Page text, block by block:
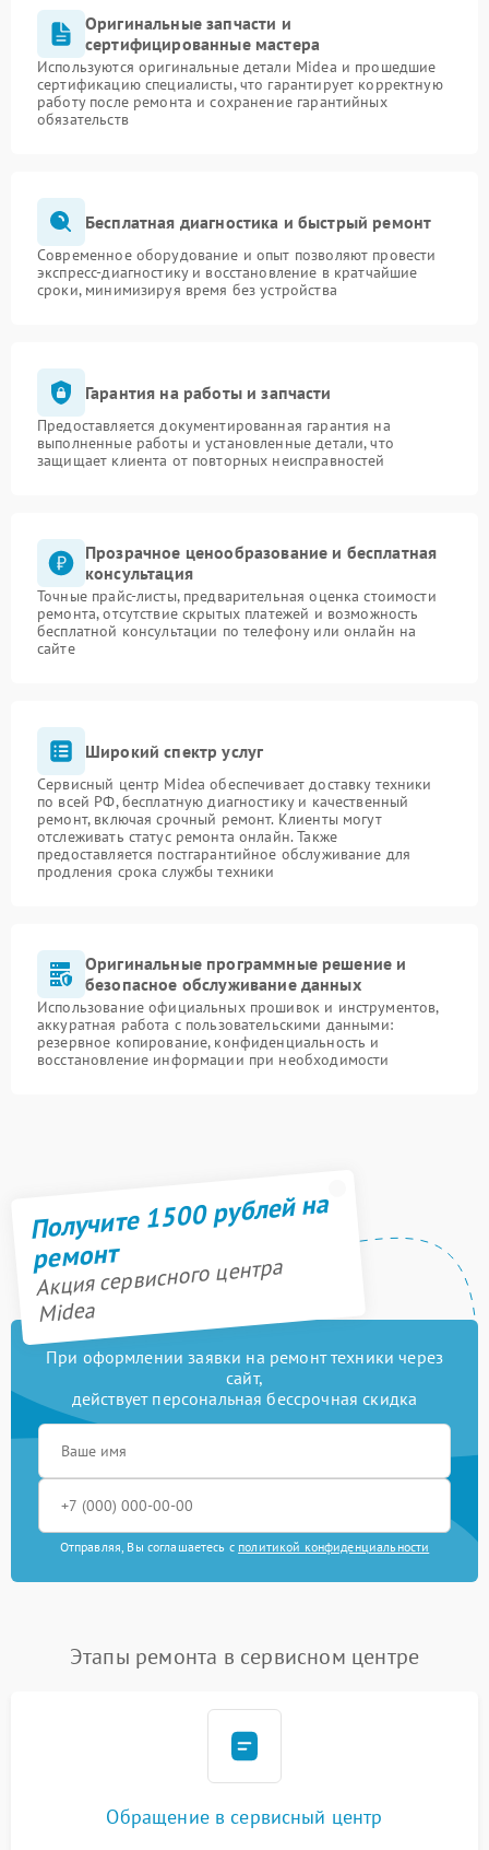
Оригинальные запчасти и
сертифицированные мастера
Используются оригинальные детали Midea и прошедшие
сертификацию специалисты, что гарантирует корректную
работу после ремонта и сохранение гарантийных
обязательств
Бесплатная диагностика и быстрый ремонт
Современное оборудование и опыт позволяют провести
экспресс-диагностику и восстановление в кратчайшие
сроки, минимизируя время без устройства
Гарантия на работы и запчасти
Предоставляется документированная гарантия на
выполненные работы и установленные детали, что
защищает клиента от повторных неисправностей
Прозрачное ценообразование и бесплатная
консультация
Точные прайс-листы, предварительная оценка стоимости
ремонта, отсутствие скрытых платежей и возможность
бесплатной консультации по телефону или онлайн на
сайте
Широкий спектр услуг
Сервисный центр Midea обеспечивает доставку техники
по всей РФ, бесплатную диагностику и качественный
ремонт, включая срочный ремонт. Клиенты могут
отслеживать статус ремонта онлайн. Также
предоставляется постгарантийное обслуживание для
продления срока службы техники
Оригинальные программные решение и
безопасное обслуживание данных
Использование официальных прошивок и инструментов,
аккуратная работа с пользовательскими данными:
резервное копирование, конфиденциальность и
восстановление информации при необходимости
Получите 1500 рублей на
ремонт
Акция сервисного центра
Midea
При оформлении заявки на ремонт техники через
сайт,
действует персональная бессрочная скидка
Отправляя, Вы соглашаетесь с политикой конфиденциальности
Этапы ремонта в сервисном центре
Обращение в сервисный центр